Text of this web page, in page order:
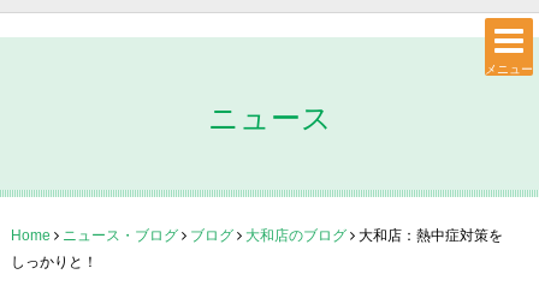
メニュー
ニュース
Home ニュース・ブログ ブログ 大和店のブログ 大和店：熱中症対策を
しっかりと！